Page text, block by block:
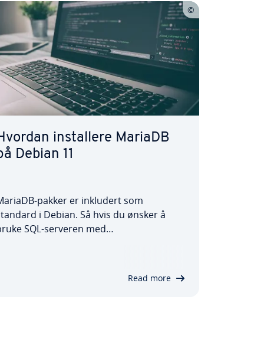
installere MariaDB
Debian 11
pakker er inkludert som
i Debian. Så hvis du ønsker å
SQL-serveren med
prosessen med å installere MariaDB på
Read more